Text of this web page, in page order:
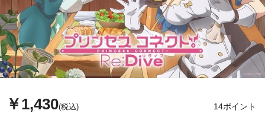
￥1,430(税込) 14ポイント